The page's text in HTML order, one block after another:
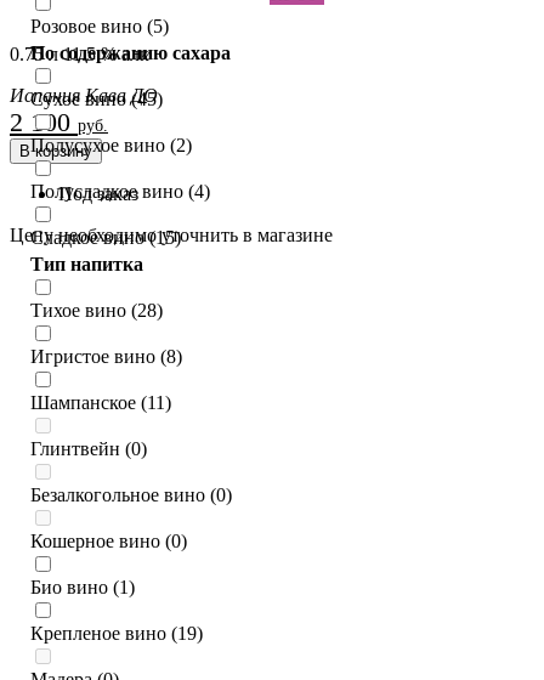
0.75 л 11.5 % алк
Испания Кава ДО
2 100 руб.
В корзину
Под заказ
Цену необходимо уточнить в магазине
Розовое вино (5)
По содержанию сахара
Сухое вино (45)
Полусухое вино (2)
Полусладкое вино (4)
Сладкое вино (15)
Тип напитка
Тихое вино (28)
Игристое вино (8)
Шампанское (11)
Глинтвейн (0)
Безалкогольное вино (0)
Кошерное вино (0)
Био вино (1)
Крепленое вино (19)